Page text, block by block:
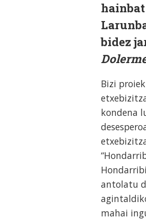
bidez
Bizi
kondena
antolatu
mahai